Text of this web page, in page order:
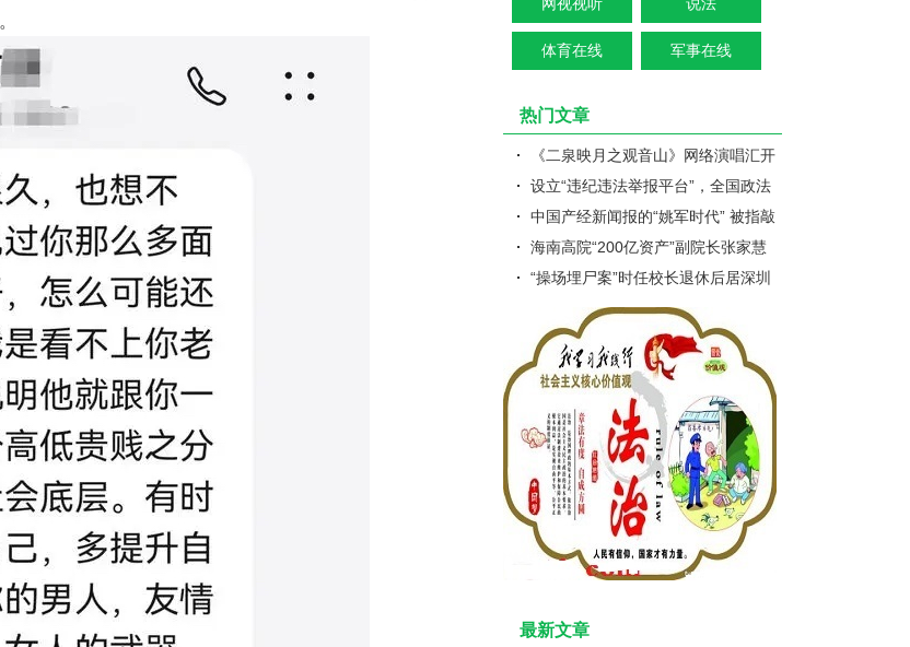
体育在线 军事在线
热门文章
《二泉映月之观音山》网络演唱汇开
幕啦
设立“违纪违法举报平台”，全国政法
队伍教育整顿正式启动
中国产经新闻报的“姚军时代” 被指敲
诈勒索、卖记者证
海南高院“200亿资产”副院长张家慧
被调查：夫妇名下36家公司
“操场埋尸案”时任校长退休后居深圳
参加校友聚会视频流出
最新文章